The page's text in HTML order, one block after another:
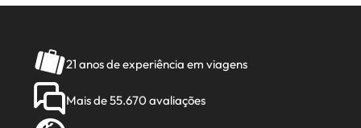
21 anos de experiência em viagens
Mais de 55.670 avaliações